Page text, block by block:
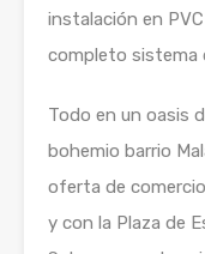
instalación en
completo sistema
Todo en un oasis
bohemio barrio
oferta de
y con la Plaza de